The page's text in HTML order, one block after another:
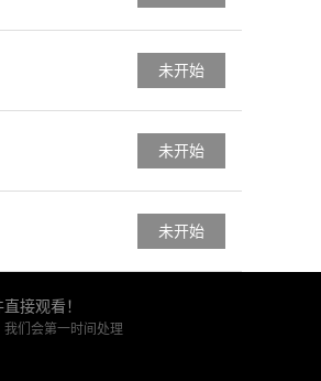
未开始
未开始
未开始
接观看！
们会第一时间处理